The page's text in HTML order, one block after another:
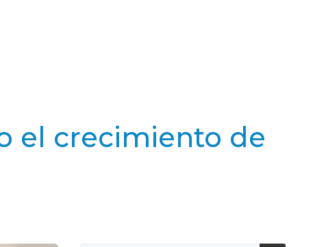
el crecimiento de